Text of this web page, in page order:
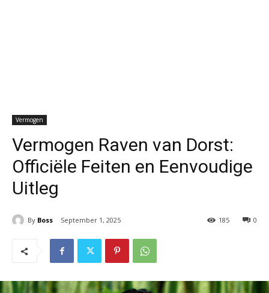
Vermogen
Vermogen Raven van Dorst:
Officiële Feiten en Eenvoudige
Uitleg
By Boss September 1, 2025 0
185